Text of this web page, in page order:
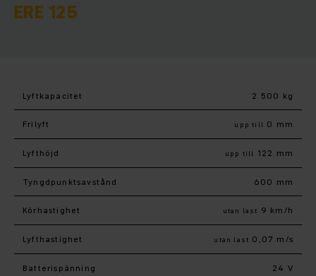
ERE 125
Lyftkapacitet 2 500 kg
Frilyft upp till 0 mm
Lyfthöjd upp till 122 mm
Tyngdpunktsavstånd 600 mm
Körhastighet utan last 9 km/h
Lyfthastighet utan last 0,07 m/s
Batterispänning 24 V